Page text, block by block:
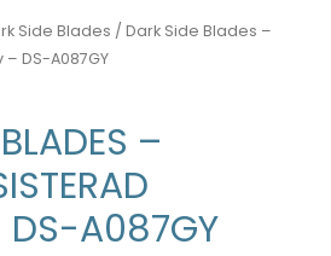
Side Blades / Dark Side Blades –
DS-A087GY
–
DS-A087GY